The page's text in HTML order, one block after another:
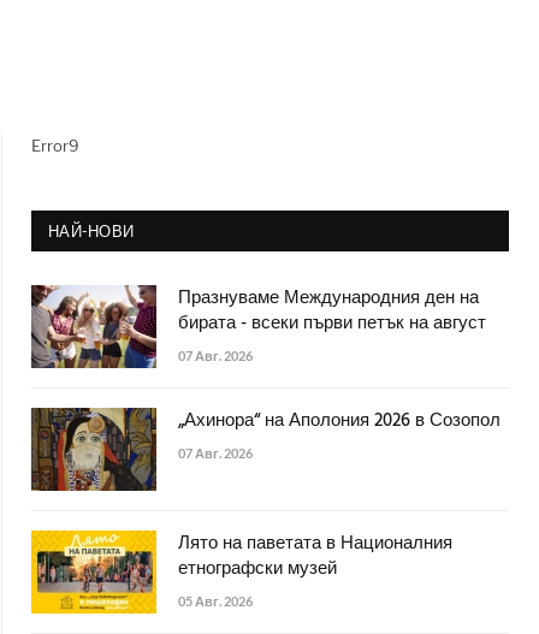
Error9
НАЙ-НОВИ
Празнуваме Международния ден на
бирата - всеки първи петък на август
07 Авг. 2026
„Ахинора“ на Аполония 2026 в Созопол
07 Авг. 2026
Лято на паветата в Националния
етнографски музей
05 Авг. 2026